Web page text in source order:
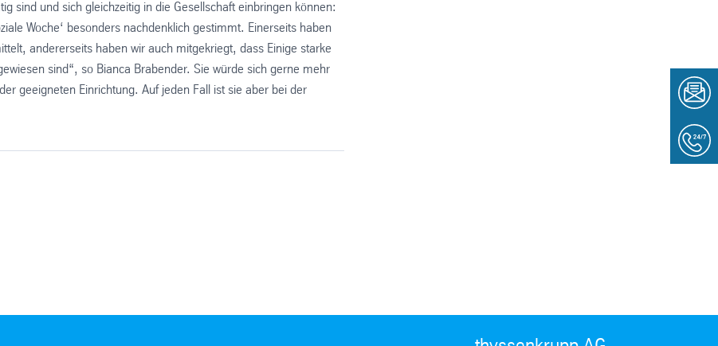
sind und sich gleichzeitig in die Gesellschaft einbringen können:
Woche‘ besonders nachdenklich gestimmt. Einerseits haben
andererseits haben wir auch mitgekriegt, dass Einige starke
sind“, so Bianca Brabender. Sie würde sich gerne mehr
geeigneten Einrichtung. Auf jeden Fall ist sie aber bei der